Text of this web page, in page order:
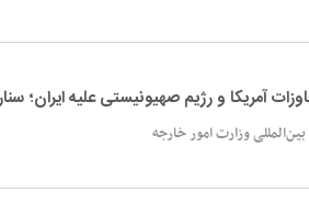
آمریکا و رژیم صهیونیستی علیه ایران؛
وزارت امور خارجه